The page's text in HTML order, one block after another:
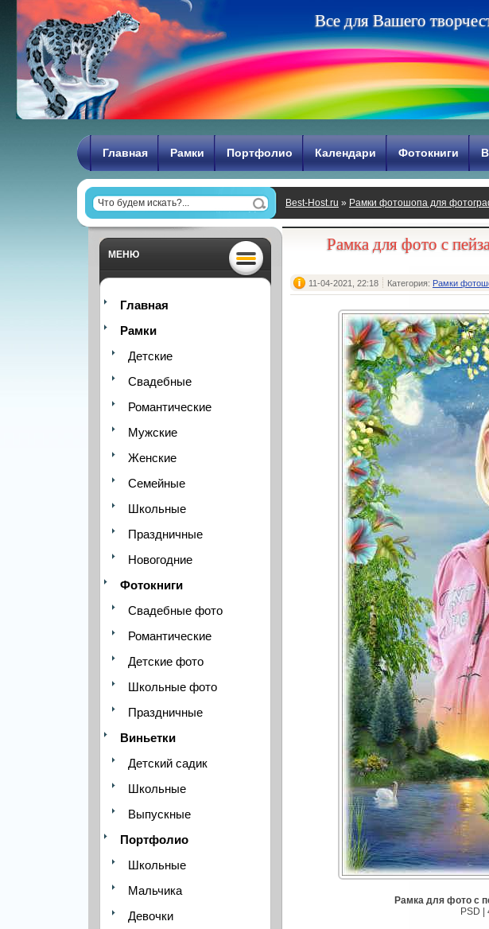
Все для Вашего творчес
Главная Рамки Портфолио Календари Фотокниги
Best-Host.ru » Рамки фотошопа для
МЕНЮ
Главная
Рамки
Детские
Свадебные
Романтические
Мужские
Женские
Семейные
Школьные
Праздничные
Новогодние
Фотокниги
Свадебные фото
Романтические
Детские фото
Школьные фото
Праздничные
Виньетки
Детский садик
Школьные
Выпускные
Портфолио
Школьные
Мальчика
Девочки
Рамка для фото с
11-04-2021, 22:18 Категория: Рамки
Рамка для фото с
PSD |